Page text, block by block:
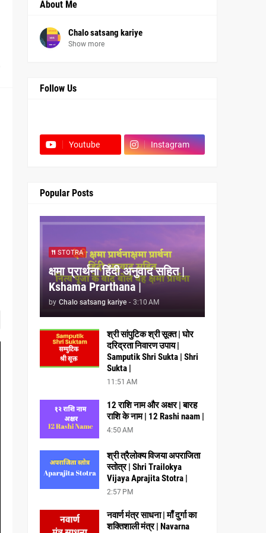
About Me
Chalo satsang kariye
Show more
Follow Us
Youtube Instagram
Popular Posts
STOTRA
क्षमा प्रार्थना हिंदी अनुवाद सहित |
Kshama Prarthana |
by Chalo satsang kariye - 3:10 AM
श्री सांपुटिक श्री सूक्त | घोर
दरिद्रता निवारण उपाय |
Samputik Shri Sukta | Shri
Sukta |
11:51 AM
12 राशि नाम और अक्षर | बारह
राशि के नाम | 12 Rashi naam |
4:50 AM
श्री त्रैलोक्य विजया अपराजिता
स्तोत्र | Shri Trailokya
Vijaya Aprajita Stotra |
2:57 PM
नवार्ण मंत्र साधना | माँ दुर्गा का
शक्तिशाली मंत्र | Navarna